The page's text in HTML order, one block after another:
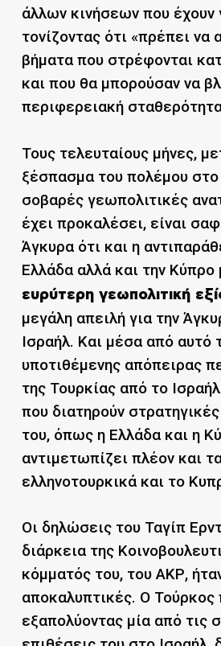
άλλων κινήσεων που έχουν
τονίζοντας ότι «πρέπει να
βήματα που στρέφονται
και που θα μπορούσαν να
περιφερειακή
Τους τελευταίους μήνες,
ξέσπασμα του πολέμου στο
σοβαρές γεωπολιτικές
έχει προκαλέσει, είναι
Άγκυρα ότι και η
Ελλάδα αλλά και την Κύπρο
ευρύτερη γεωπολιτική
μεγάλη απειλή για την
Ισραήλ. Και μέσα από αυτό
υποτιθέμενης απόπειρας
της Τουρκίας από το
που διατηρούν
του, όπως η Ελλάδα και η
αντιμετωπίζει πλέον και
ελληνοτουρκικά και το
Οι δηλώσεις του Ταγίπ
διάρκεια της
κόμματός του, του ΑΚΡ,
αποκαλυπτικές. Ο Τούρκος
εξαπολύοντας μία από τις